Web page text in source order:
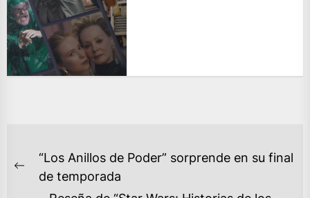
NAVEGACIÓN
DEPrevious
“Los Anillos de Poder” sorprende en su final
de temporada